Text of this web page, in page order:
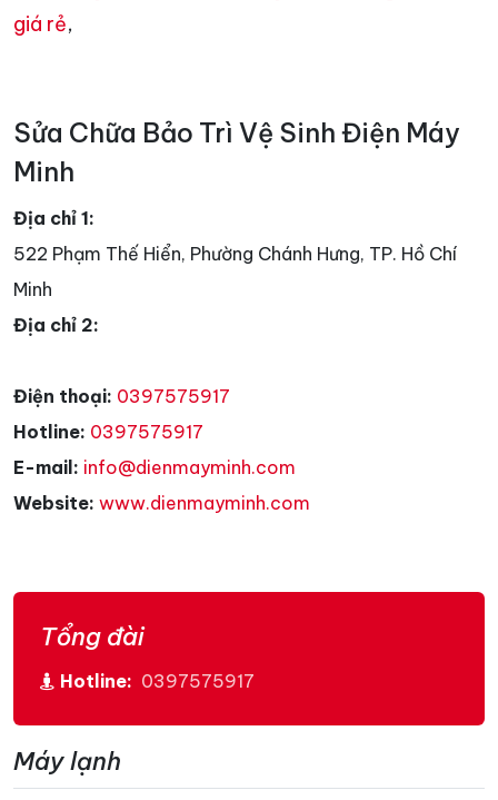
giá rẻ,
Sửa Chữa Bảo Trì Vệ Sinh Điện Máy
Minh
Địa chỉ 1:
522 Phạm Thế Hiển, Phường Chánh Hưng, TP. Hồ Chí
Minh
Địa chỉ 2:
Điện thoại: 0397575917
Hotline: 0397575917
E-mail: info@dienmayminh.com
Website: www.dienmayminh.com
Tổng đài
Hotline: 0397575917
Máy lạnh